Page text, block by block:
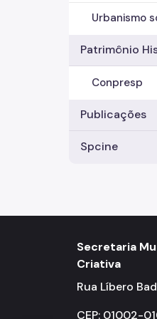
Urbanismo
Patrimônio
Conpresp
Publicações
Spcine
Secretaria
Criativa
Rua Líbero
CEP: 01002-